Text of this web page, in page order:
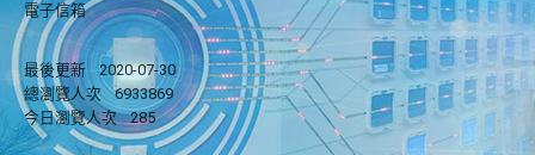
電子信箱
最後更新
2020-07-30
總瀏覽人次
6933869
今日瀏覽人次
285